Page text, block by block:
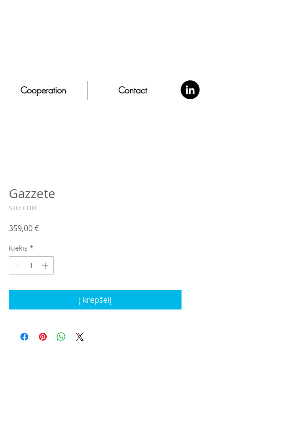
Cooperation Contact
Gazzete
SKU: CF08
359,00 €Price
Kiekis *
Į krepšelį